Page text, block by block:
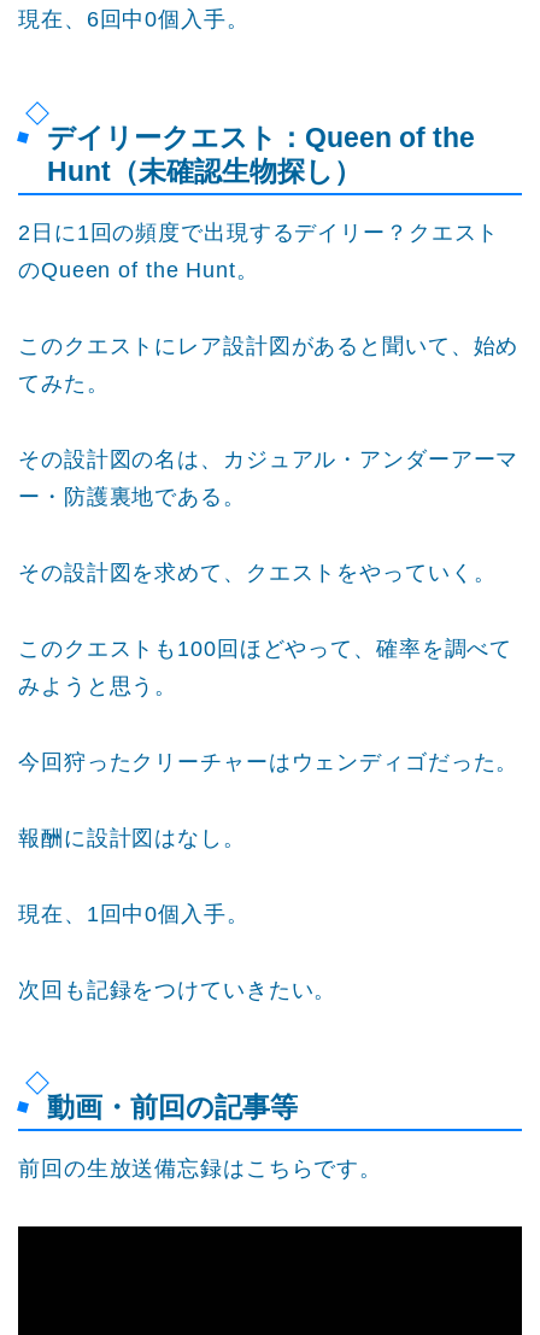
現在、6回中0個入手。
デイリークエスト：Queen of the
Hunt（未確認生物探し）
2日に1回の頻度で出現するデイリー？クエスト
のQueen of the Hunt。
このクエストにレア設計図があると聞いて、始め
てみた。
その設計図の名は、カジュアル・アンダーアーマ
ー・防護裏地である。
その設計図を求めて、クエストをやっていく。
このクエストも100回ほどやって、確率を調べて
みようと思う。
今回狩ったクリーチャーはウェンディゴだった。
報酬に設計図はなし。
現在、1回中0個入手。
次回も記録をつけていきたい。
動画・前回の記事等
前回の生放送備忘録はこちらです。